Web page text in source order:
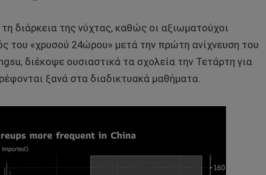
διάρκεια της νύχτας, καθώς οι αξιωματούχοι
του «χρυσού 24ώρου» μετά την πρώτη ανίχνευση του
διέκοψε ουσιαστικά τα σχολεία την Τετάρτη για
ξανά στα διαδικτυακά μαθήματα.